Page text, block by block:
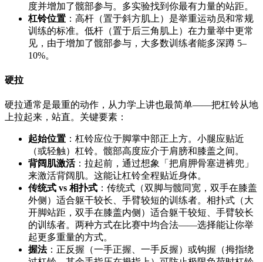
度并增加了髋部参与。多实验找到你最有力量的站距。
杠铃位置 ：高杆（置于斜方肌上）是举重运动员和常规
训练的标准。低杆（置于后三角肌上）在力量举中更常
见，由于增加了髋部参与，大多数训练者能多深蹲 5–
10%。
硬拉
硬拉通常是最重的动作，从力学上讲也最简单——把杠铃从地
上拉起来，站直。关键要素：
起始位置 ：杠铃应位于脚掌中部正上方。小腿应贴近
（或轻触）杠铃。髋部高度应介于肩膀和膝盖之间。
背阔肌激活：拉起前，通过想象「把肩胛骨塞进裤兜」
来激活背阔肌。这能让杠铃全程贴近身体。
传统式 vs 相扑式 ：传统式（双脚与髋同宽，双手在膝盖
外侧）适合躯干较长、手臂较短的训练者。相扑式（大
开脚站距，双手在膝盖内侧）适合躯干较短、手臂较长
的训练者。两种方式在比赛中均合法——选择能让你举
起更多重量的方式。
握法：正反握（一手正握、一手反握）或钩握（拇指绕